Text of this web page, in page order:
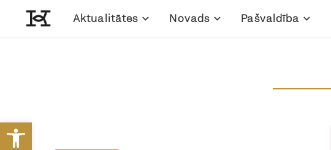
Open toolbar
Aktualitātes Novads Pašvaldība